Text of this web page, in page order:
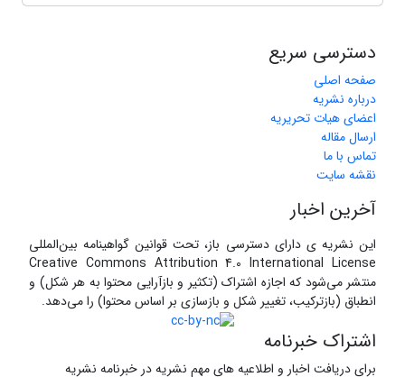
دسترسی سریع
صفحه اصلی
درباره نشریه
اعضای هیات تحریریه
ارسال مقاله
تماس با ما
نقشه سایت
آخرین اخبار
این نشریه ی دارای دسترسی باز، تحت قوانین گواهینامه بین‌المللی
Creative Commons Attribution 4.0 International License
منتشر می‌شود که اجازه اشتراک (تکثیر و بازآرایی محتوا به هر شکل) و
انطباق (بازترکیب، تغییر شکل و بازسازی بر اساس محتوا) را می‌دهد.
اشتراک خبرنامه
برای دریافت اخبار و اطلاعیه های مهم نشریه در خبرنامه نشریه